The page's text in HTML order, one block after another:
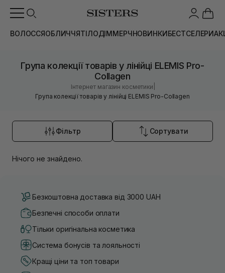
ВОЛОССЯОБЛИЧЧЯТІЛОДІММЕРЧНОВИНКИБЕСТСЕЛЕРИ
Група колекції товарів у лінійці ELEMIS Pro-
Collagen
Інтернет магазин косметики
Група колекції товарів у лінійці ELEMIS Pro-Collagen
Фільтр Сортувати
Нічого не знайдено.
Безкоштовна доставка від 3000 UAH
Безпечні способи оплати
Тільки оригінальна косметика
Система бонусів та лояльності
Кращі ціни та топ товари